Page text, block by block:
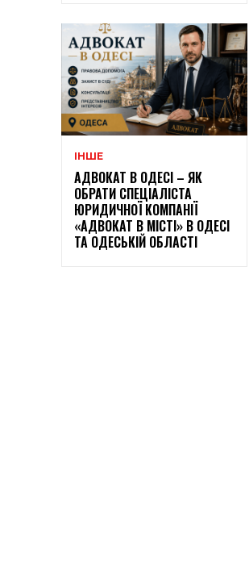
ІНШЕ
АДВОКАТ В ОДЕСІ – ЯК
ОБРАТИ СПЕЦІАЛІСТА
ЮРИДИЧНОЇ КОМПАНІЇ
«АДВОКАТ В МІСТІ» В ОДЕСІ
ТА ОДЕСЬКІЙ ОБЛАСТІ